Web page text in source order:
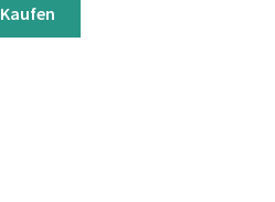
Kaufen